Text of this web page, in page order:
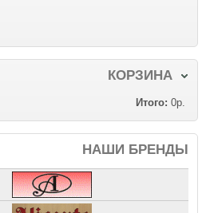
КОРЗИНА
Итого: 0р.
НАШИ БРЕНДЫ